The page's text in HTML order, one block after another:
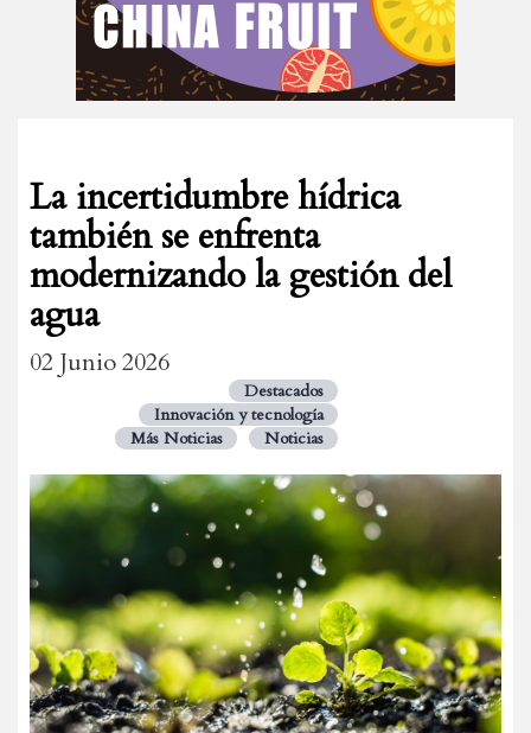
La incertidumbre hídrica
también se enfrenta
modernizando la gestión del
agua
02 Junio 2026
Destacados
Innovación y tecnología
Más Noticias
Noticias